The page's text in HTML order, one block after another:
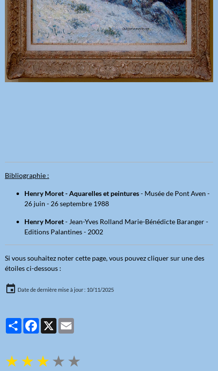
Bibliographie :
Henry Moret- Aquarelles et peintures- Musée de Pont Aven -
26 juin - 26 septembre 1988
Henry Moret- Jean-Yves Rolland Marie-Bénédicte Baranger -
Editions Palantines - 2002
Si vous souhaitez noter cette page, vous pouvez cliquer sur une des
étoiles ci-dessous :
Date de dernière mise à jour : 10/11/2025
PartagerFacebook
X
★★★ ★ ★